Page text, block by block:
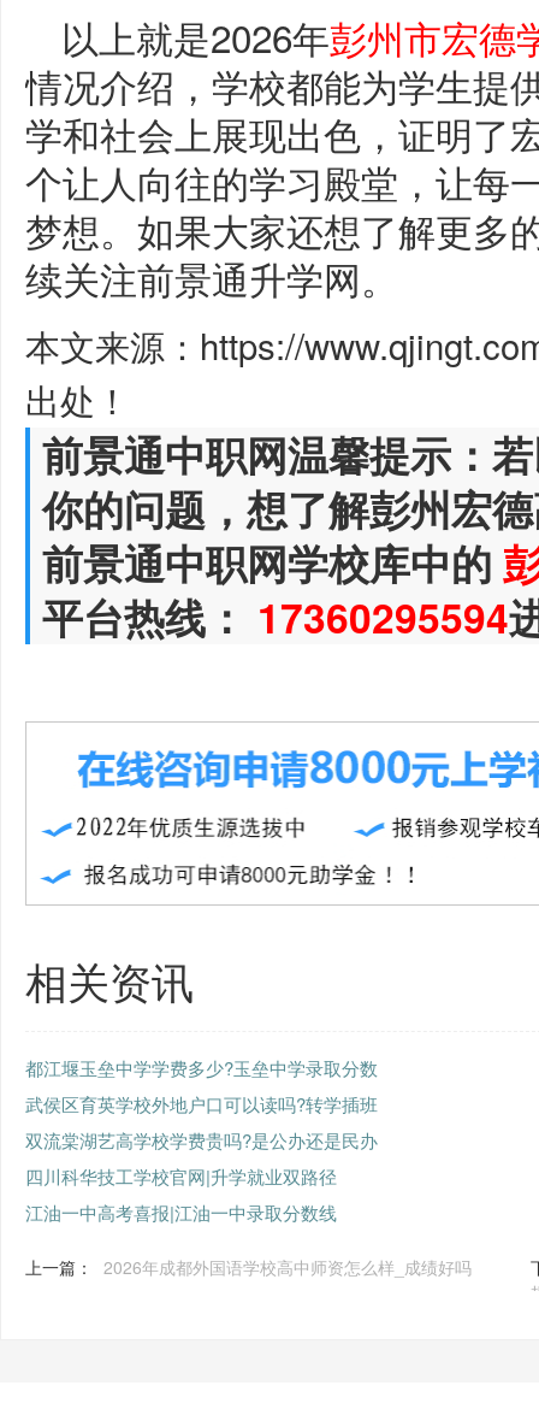
以上就是2026年彭州市宏德
情况介绍，学校都能为学生提
学和社会上展现出色，证明了
个让人向往的学习殿堂，让每
梦想。如果大家还想了解更多
续关注前景通升学网。
本文来源：https://
出处！
前景通中职网温馨提示：
你的问题，想了解彭州宏
前景通中职网学校库中的
平台热线： 17360295594
相关资讯
都江堰玉垒中学学费多少?玉垒中学录取分数
武侯区育英学校外地户口可以读吗?转学插班
双流棠湖艺高学校学费贵吗?是公办还是民办
四川科华技工学校官网|升学就业双路径
江油一中高考喜报|江油一中录取分数线
上一篇： 2026年成都外国语学校高中师资怎么样_成绩好吗